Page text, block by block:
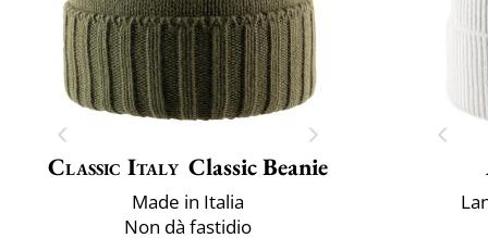
Classic Italy Classic Beanie
Made in Italia
Non dà fastidio